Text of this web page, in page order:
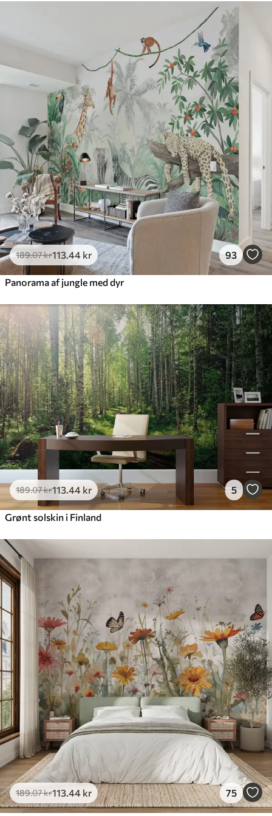
Premium
.33269.00kr/m²
Premium vinyl
516.67310.00 kr/m²
Peel and Stick
666.67400.00kr/m²
189.07kr113 .44 kr 93
Panorama af jungle med dyr
189.07kr113 .44 kr 5
Grønt solskin i Finland
189.07kr113 .44 kr 75